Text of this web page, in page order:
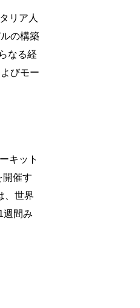
リア人
の構築
なる経
びモー
キット
開催す
、世界
週間み